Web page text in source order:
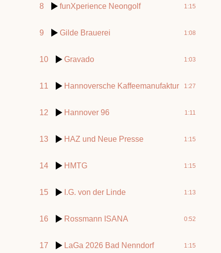
8 funXperience Neongolf 1:15
9 Gilde Brauerei 1:08
10 Gravado 1:03
11 Hannoversche Kaffeemanufaktur 1:27
12 Hannover 96 1:11
13 HAZ und Neue Presse 1:15
14 HMTG 1:15
15 I.G. von der Linde 1:13
16 Rossmann ISANA 0:52
17 LaGa 2026 Bad Nenndorf 1:15